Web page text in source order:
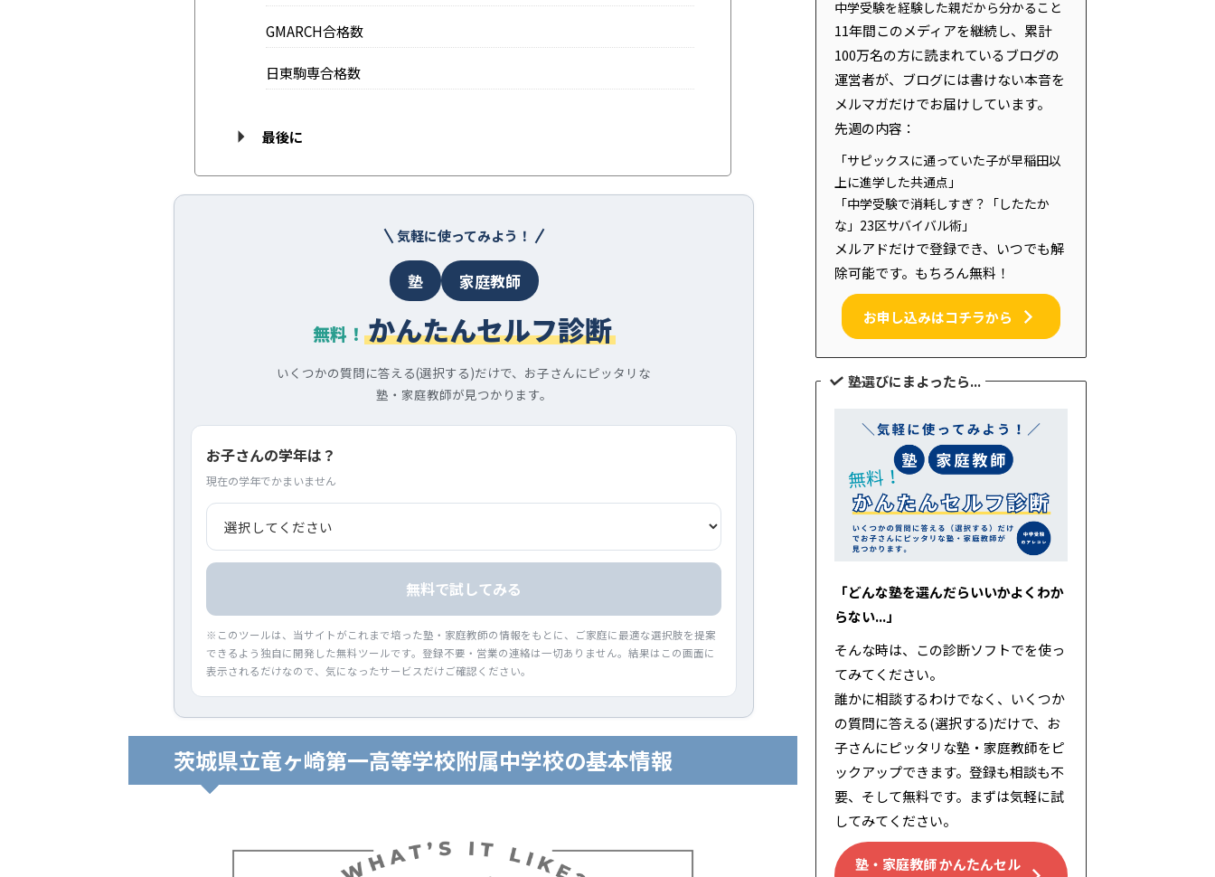
GMARCH合格数
日東駒専合格数
最後に
気軽に使ってみよう！
塾 家庭教師
無料！ かんたんセルフ診断
いくつかの質問に答える(選択する)だけで、お子さんにピッタリな
塾・家庭教師が見つかります。
お子さんの学年は？
現在の学年でかまいません
無料で試してみる
※このツールは、当サイトがこれまで培った塾・家庭教師の情報をもとに、ご家庭に最適な選択肢を提案
できるよう独自に開発した無料ツールです。登録不要・営業の連絡は一切ありません。結果はこの画面に
表示されるだけなので、気になったサービスだけご確認ください。
茨城県立竜ヶ崎第一高等学校附属中学校の基本情報
中学受験を経験した親だから分かること
11年間このメディアを継続し、累計
100万名の方に読まれているブログの
運営者が、ブログには書けない本音を
メルマガだけでお届けしています。
先週の内容：
「サピックスに通っていた子が早稲田以
上に進学した共通点」
「中学受験で消耗しすぎ？「したたか
な」23区サバイバル術」
メルアドだけで登録でき、いつでも解
除可能です。もちろん無料！
お申し込みはコチラから
塾選びにまよったら...
「どんな塾を選んだらいいかよくわか
らない...」
そんな時は、この診断ソフトでを使っ
てみてください。
誰かに相談するわけでなく、いくつか
の質問に答える(選択する)だけで、お
子さんにピッタリな塾・家庭教師をピ
ックアップできます。登録も相談も不
要、そして無料です。まずは気軽に試
してみてください。
塾・家庭教師 かんたんセル